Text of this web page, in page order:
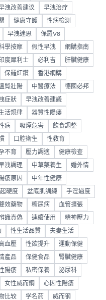
洩改善建议 早洩治疗
健康守護 性病檢測
早洩迷思 保羅V8
學按摩 假性早洩 網購指南
度犀利士 必利吉 肝臟健康
保羅紅鑽 香港網購
腎壯陽 中醫療法 德國必邦
症狀 早洩改善建議
活規律 器質性陽痿
病 吸煙危害 飲食調整
口腔衛生 性教育
不育 壓力調適 健康檢查
洩調理 中草藥養生 婚外情
陽痿原因 中年性健康
硬度 盆底肌訓練 手淫過度
效藥物 糖尿病 血管擴張
識真偽 連續使用 精神壓力
性生活品質 夫妻生活
血壓 性欲提升 運動保健
產品 保健食品 腎臟健康
陽痿 私密保養 泌尿科
女性威而鋼 心因性陽痿
比较 学名药 威而钢